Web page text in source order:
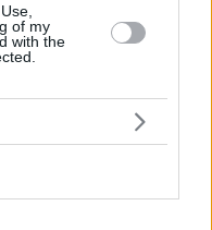
of my
with the